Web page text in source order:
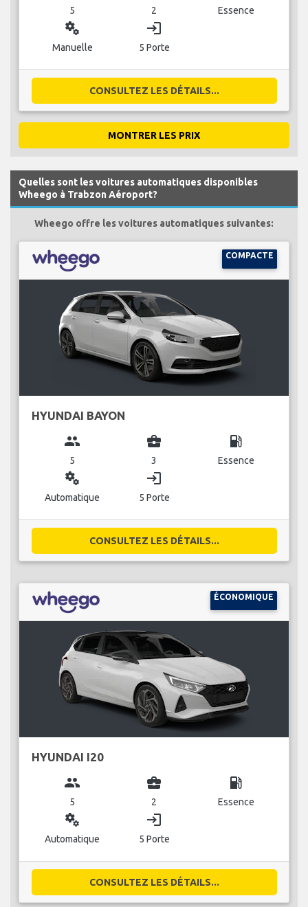
5 2 Essence
miscellaneous_services
Manuelle
login
5 Porte
CONSULTEZ LES DÉTAILS...
MONTRER LES PRIX
Quelles sont les voitures automatiques disponibles
Wheego à Trabzon Aéroport?
Wheego offre les voitures automatiques suivantes:
COMPACTE
HYUNDAI BAYON
group
5
business_center
3
local_gas_station
Essence
miscellaneous_services
Automatique
login
5 Porte
CONSULTEZ LES DÉTAILS...
ÉCONOMIQUE
HYUNDAI I20
group
5
business_center
2
local_gas_station
Essence
miscellaneous_services
Automatique
login
5 Porte
CONSULTEZ LES DÉTAILS...